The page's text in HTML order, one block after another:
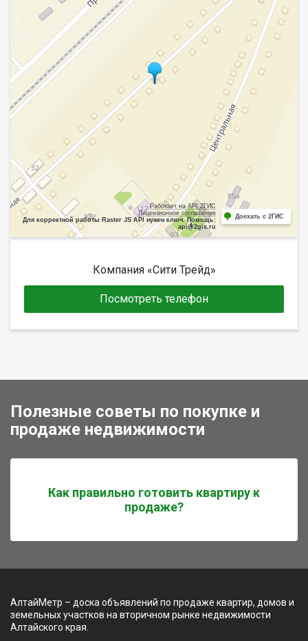
Работает на API 2ГИС
Лицензионное соглашение
Для корректной работы Raster JS API нужен ключ. Помощь:
api@2gis.ru
Доехать с 2ГИС
Компания «Сити Трейд»
Посмотреть телефон
Полезные советы по покупке и
продаже недвижимости
Как правильно готовить квартиру к
продаже?
АлтайМетр – доска объявлений по продаже квартир, домов и
земельных участков на вторичном рынке недвижимости
Алтайского края.